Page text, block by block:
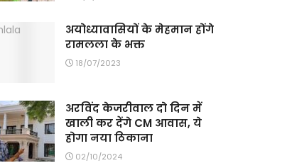
अयोध्यावासियों के मेहमान होंगे
रामलला के भक्त
18/07/2023
अरविंद केजरीवाल दो दिन में
खाली कर देंगे CM आवास, ये
होगा नया ठिकाना
02/10/2024